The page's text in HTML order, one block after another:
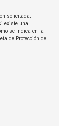
solicitada;
existe una
se indica en la
de Protección de